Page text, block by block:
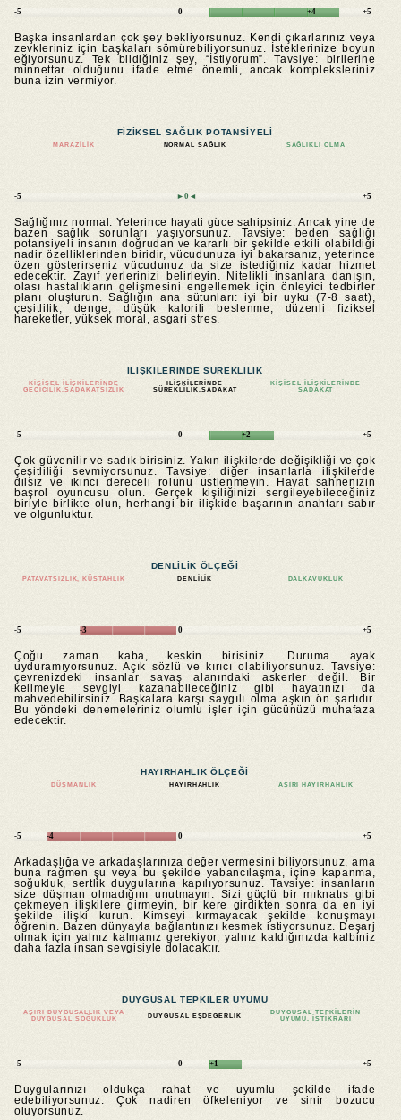
-5 0 +4 +5
Başka insanlardan çok şey bekliyorsunuz. Kendi çıkarlarınız veya
zevkleriniz için başkaları sömürebiliyorsunuz. İsteklerinize boyun
eğiyorsunuz. Tek bildiğiniz şey, “İstiyorum”. Tavsiye: birilerine
minnettar olduğunu ifade etme önemli, ancak kompleksleriniz
buna izin vermiyor.
FIZIKSEL SAĞLIK POTANSIYELI
MARAZILIK NORMAL SAĞLIK SAĞLIKLI OLMA
-5 ►0◄ +5
Sağlığınız normal. Yeterince hayati güce sahipsiniz. Ancak yine de
bazen sağlık sorunları yaşıyorsunuz. Tavsiye: beden sağlığı
potansiyeli insanın doğrudan ve kararlı bir şekilde etkili olabildiği
nadir özelliklerinden biridir, vücudunuza iyi bakarsanız, yeterince
özen gösterirseniz vücudunuz da size istediğiniz kadar hizmet
edecektir. Zayıf yerlerinizi belirleyin. Nitelikli insanlara danışın,
olası hastalıkların gelişmesini engellemek için önleyici tedbirler
planı oluşturun. Sağlığın ana sütunları: iyi bir uyku (7-8 saat),
çeşitlilik, denge, düşük kalorili beslenme, düzenli fiziksel
hareketler, yüksek moral, asgari stres.
ILIŞKILERINDE SÜREKLILIK
KIŞISEL ILIŞKILERINDE
GEÇICILIK.SADAKATSIZLIK
ILIŞKILERINDE
SÜREKLILIK.SADAKAT
KIŞISEL ILIŞKILERINDE
SADAKAT
-5 0 +2 +5
Çok güvenilir ve sadık birisiniz. Yakın ilişkilerde değişikliği ve çok
çeşitliliği sevmiyorsunuz. Tavsiye: diğer insanlarla ilişkilerde
dilsiz ve ikinci dereceli rolünü üstlenmeyin. Hayat sahnenizin
başrol oyuncusu olun. Gerçek kişiliğinizi sergileyebileceğiniz
biriyle birlikte olun, herhangi bir ilişkide başarının anahtarı sabır
ve olgunluktur.
DENLILIK ÖLÇEĞI
PATAVATSIZLIK, KÜSTAHLIK DENLILIK DALKAVUKLUK
-5 -3 0 +5
Çoğu zaman kaba, keskin birisiniz. Duruma ayak
uyduramıyorsunuz. Açık sözlü ve kırıcı olabiliyorsunuz. Tavsiye:
çevrenizdeki insanlar savaş alanındaki askerler değil. Bir
kelimeyle sevgiyi kazanabileceğiniz gibi hayatınızı da
mahvedebilirsiniz. Başkalara karşı saygılı olma aşkın ön şartıdır.
Bu yöndeki denemeleriniz olumlu işler için gücünüzü muhafaza
edecektir.
HAYIRHAHLIK ÖLÇEĞI
DÜŞMANLIK HAYIRHAHLIK AŞIRI HAYIRHAHLIK
-5 -4 0 +5
Arkadaşlığa ve arkadaşlarınıza değer vermesini biliyorsunuz, ama
buna rağmen şu veya bu şekilde yabancılaşma, içine kapanma,
soğukluk, sertlik duygularına kapılıyorsunuz. Tavsiye: insanların
size düşman olmadığını unutmayın. Sizi güçlü bir mıknatıs gibi
çekmeyen ilişkilere girmeyin, bir kere girdikten sonra da en iyi
şekilde ilişki kurun. Kimseyi kırmayacak şekilde konuşmayı
öğrenin. Bazen dünyayla bağlantınızı kesmek istiyorsunuz. Deşarj
olmak için yalnız kalmanız gerekiyor, yalnız kaldığınızda kalbiniz
daha fazla insan sevgisiyle dolacaktır.
DUYGUSAL TEPKILER UYUMU
AŞIRI DUYGUSALLIK VEYA
DUYGUSAL SOĞUKLUK
DUYGUSAL EŞDEĞERLIK
DUYGUSAL TEPKILERIN
UYUMU, ISTIKRARI
-5 0 +1 +5
Duygularınızı oldukça rahat ve uyumlu şekilde ifade
edebiliyorsunuz. Çok nadiren öfkeleniyor ve sinir bozucu
oluyorsunuz.